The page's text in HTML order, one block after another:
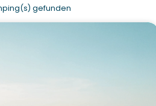
gefunden